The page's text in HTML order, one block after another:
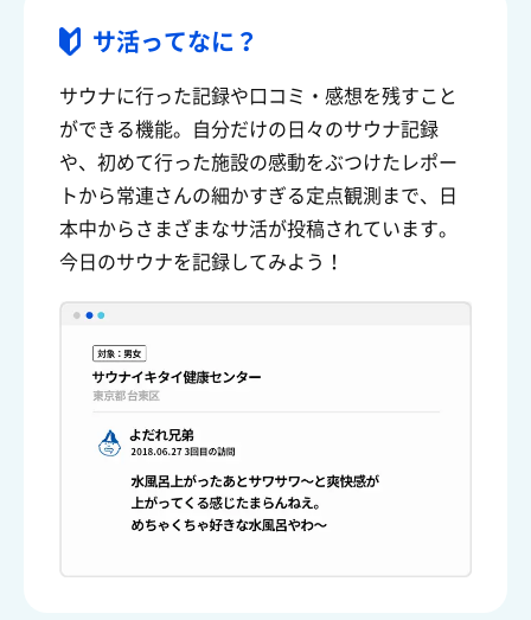
サ活ってなに？
サウナに行った記録や口コミ・感想を残すこと
ができる機能。自分だけの日々のサウナ記録
や、初めて行った施設の感動をぶつけたレポー
トから常連さんの細かすぎる定点観測まで、日
本中からさまざまなサ活が投稿されています。
今日のサウナを記録してみよう！